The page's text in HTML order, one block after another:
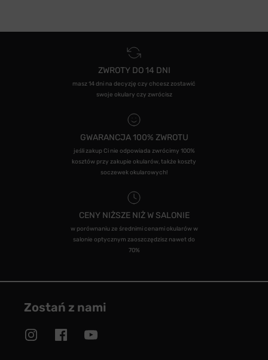
ZWROTY DO 14 DNI
masz 14 dni na decyzję czy chcesz zostawić
swoje okulary czy zwrócisz
GWARANCJA 100% ZWROTU
jeśli zakup Ci nie odpowiada zwrócimy 100%
kosztów przy zakupie okularów, także koszty
soczewek okularowych!
CENY NIŻSZE NIŻ W SALONIE
w porównaniu ze średnimi cenami okularów w
salonie optycznym zaoszczędzisz nawet do
70%
Zostań z nami